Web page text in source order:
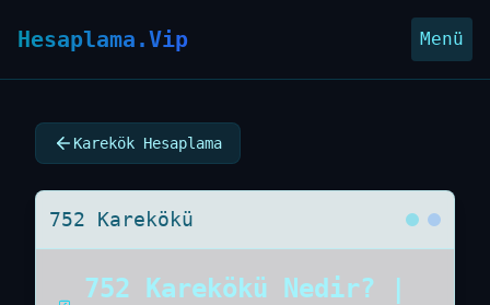
Hesaplama.Vip Menü
Karekök Hesaplama
752 Karekökü
752 Karekökü Nedir? |